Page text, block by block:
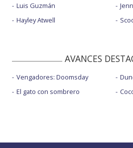
Luis Guzmán
Hayley Atwell
AVANCES
Vengadores: Doomsday
El gato con sombrero